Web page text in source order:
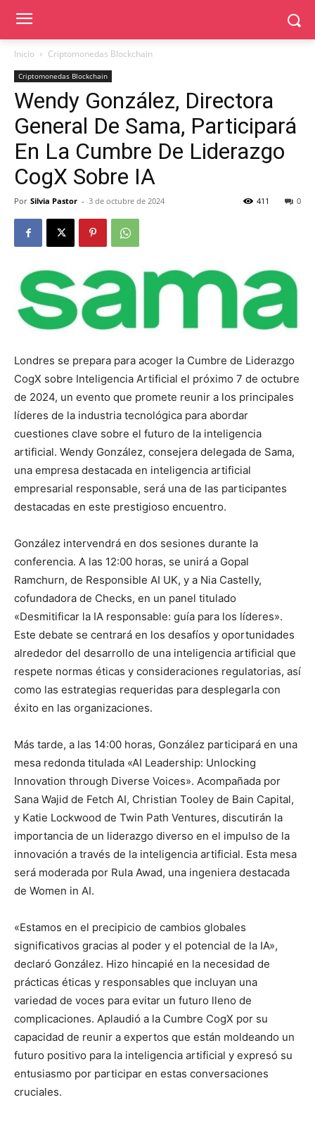
Inicio Criptomonedas Blockchain
Criptomonedas Blockchain
Wendy González, Directora
General De Sama, Participará
En La Cumbre De Liderazgo
CogX Sobre IA
Por Silvia Pastor - 3 de octubre de 2024 0
411
Londres se prepara para acoger la Cumbre de Liderazgo
CogX sobre Inteligencia Artificial el próximo 7 de octubre
de 2024, un evento que promete reunir a los principales
líderes de la industria tecnológica para abordar
cuestiones clave sobre el futuro de la inteligencia
artificial. Wendy González, consejera delegada de Sama,
una empresa destacada en inteligencia artificial
empresarial responsable, será una de las participantes
destacadas en este prestigioso encuentro.
González intervendrá en dos sesiones durante la
conferencia. A las 12:00 horas, se unirá a Gopal
Ramchurn, de Responsible AI UK, y a Nia Castelly,
cofundadora de Checks, en un panel titulado
«Desmitificar la IA responsable: guía para los líderes».
Este debate se centrará en los desafíos y oportunidades
alrededor del desarrollo de una inteligencia artificial que
respete normas éticas y consideraciones regulatorias, así
como las estrategias requeridas para desplegarla con
éxito en las organizaciones.
Más tarde, a las 14:00 horas, González participará en una
mesa redonda titulada «AI Leadership: Unlocking
Innovation through Diverse Voices». Acompañada por
Sana Wajid de Fetch AI, Christian Tooley de Bain Capital,
y Katie Lockwood de Twin Path Ventures, discutirán la
importancia de un liderazgo diverso en el impulso de la
innovación a través de la inteligencia artificial. Esta mesa
será moderada por Rula Awad, una ingeniera destacada
de Women in AI.
«Estamos en el precipicio de cambios globales
significativos gracias al poder y el potencial de la IA»,
declaró González. Hizo hincapié en la necesidad de
prácticas éticas y responsables que incluyan una
variedad de voces para evitar un futuro lleno de
complicaciones. Aplaudió a la Cumbre CogX por su
capacidad de reunir a expertos que están moldeando un
futuro positivo para la inteligencia artificial y expresó su
entusiasmo por participar en estas conversaciones
cruciales.